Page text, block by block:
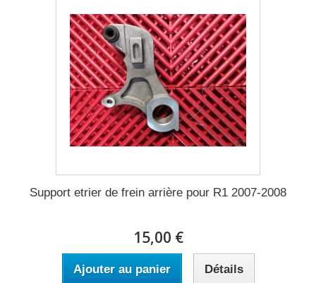
Support etrier de frein arrière pour R1 2007-2008
15,00 €
Ajouter au panier Détails